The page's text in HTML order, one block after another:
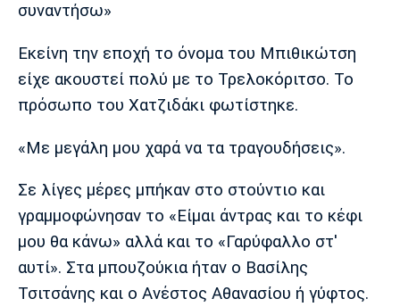
Μπορούσια
Ντόρτμουντ
Παρί Σεν
Ζερμέν
Μαρσέιγ
Μονακό
Ερυθρός
Τότεναμ
Μπενφίκα
συναντήσω»
Εκείνη την εποχή το όνομα του Μπιθικώτση
είχε ακουστεί πολύ με το Τρελοκόριτσο. Το
πρόσωπο του Χατζιδάκι φωτίστηκε.
«Με μεγάλη μου χαρά να τα τραγουδήσεις».
Σε λίγες μέρες μπήκαν στο στούντιο και
γραμμοφώνησαν το «Είμαι άντρας και το κέφι
μου θα κάνω» αλλά και το «Γαρύφαλλο στ'
αυτί». Στα μπουζούκια ήταν ο Βασίλης
Τσιτσάνης και ο Ανέστος Αθανασίου ή γύφτος.